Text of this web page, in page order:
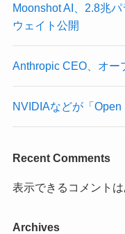
Moonshot AI、2.8兆
ウェイト公開
Anthropic CEO、オー
NVIDIAなどが「
Recent Comments
表示できるコメントは
Archives